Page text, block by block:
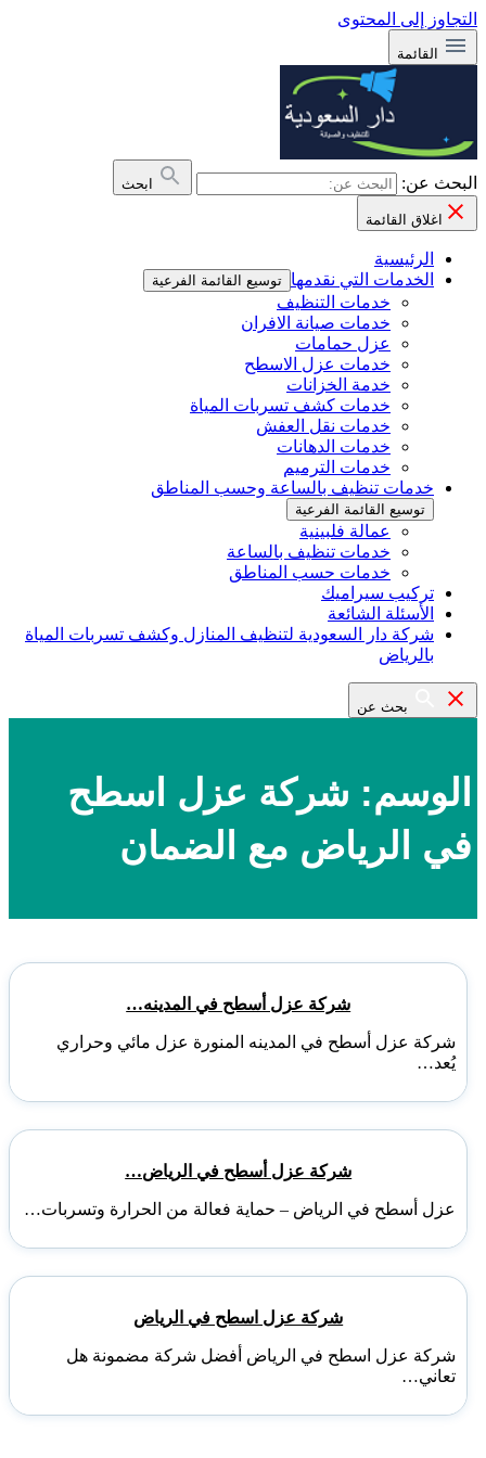
التجاوز إلى المحتوى
القائمة
البحث عن: ابحث
اغلاق القائمة
الرئيسية
الخدمات التي نقدمها توسيع القائمة الفرعية
خدمات التنظيف
خدمات صيانة الافران
عزل حمامات
خدمات عزل الاسطح
خدمة الخزانات
خدمات كشف تسربات المياة
خدمات نقل العفش
خدمات الدهانات
خدمات الترميم
خدمات تنظيف بالساعة وحسب المناطق
توسيع القائمة الفرعية
عمالة فلبينية
خدمات تنظيف بالساعة
خدمات حسب المناطق
تركيب سيراميك
الأسئلة الشائعة
شركة دار السعودية لتنظيف المنازل وكشف تسربات المياة
بالرياض
بحث عن
الوسم: شركة عزل اسطح
في الرياض مع الضمان
شركة عزل أسطح في المدينه…
شركة عزل أسطح في المدينه المنورة عزل مائي وحراري
يُعد…
شركة عزل أسطح في الرياض…
عزل أسطح في الرياض – حماية فعالة من الحرارة وتسربات…
شركة عزل اسطح في الرياض
شركة عزل اسطح في الرياض أفضل شركة مضمونة هل
تعاني…